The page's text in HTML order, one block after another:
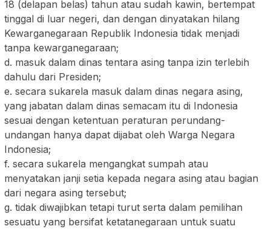
18 (delapan belas) tahun atau sudah kawin, bertempat
tinggal di luar negeri, dan dengan dinyatakan hilang
Kewarganegaraan Republik Indonesia tidak menjadi
tanpa kewarganegaraan;
d. masuk dalam dinas tentara asing tanpa izin terlebih
dahulu dari Presiden;
e. secara sukarela masuk dalam dinas negara asing,
yang jabatan dalam dinas semacam itu di Indonesia
sesuai dengan ketentuan peraturan perundang-
undangan hanya dapat dijabat oleh Warga Negara
Indonesia;
f. secara sukarela mengangkat sumpah atau
menyatakan janji setia kepada negara asing atau bagian
dari negara asing tersebut;
g. tidak diwajibkan tetapi turut serta dalam pemilihan
sesuatu yang bersifat ketatanegaraan untuk suatu